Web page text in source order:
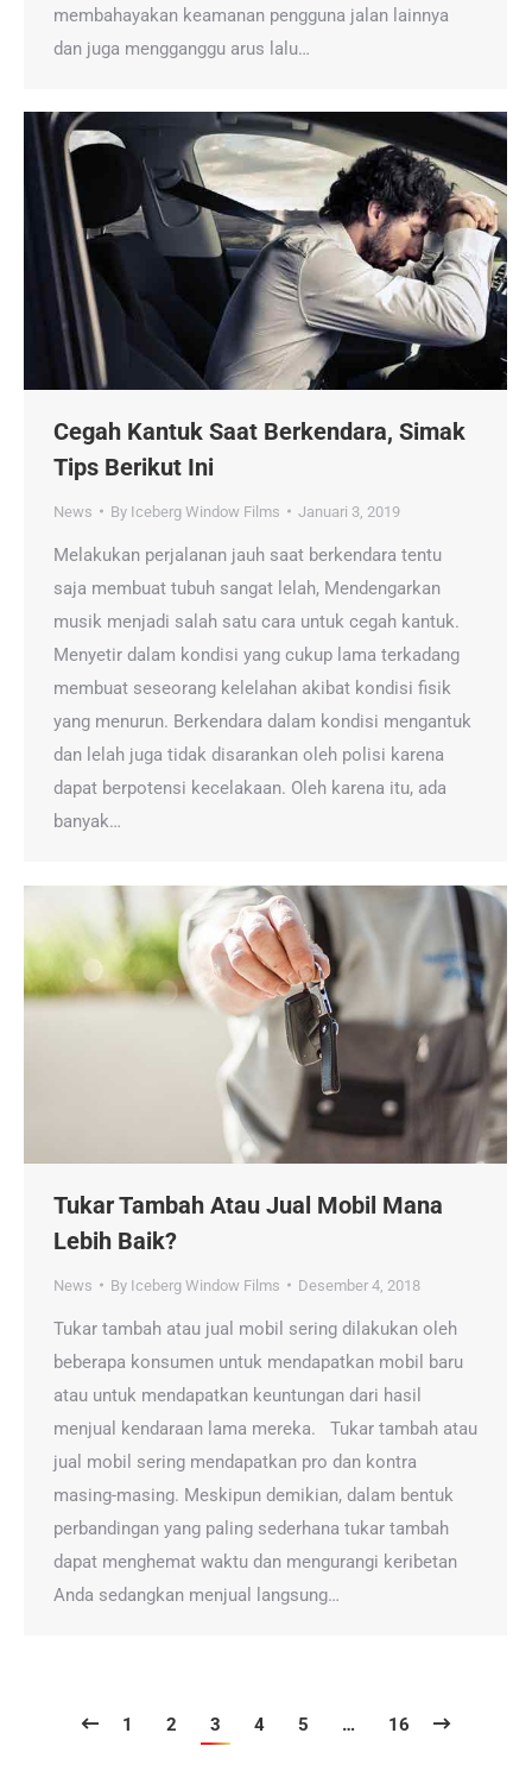
membahayakan keamanan pengguna jalan lainnya
dan juga mengganggu arus lalu…
Cegah Kantuk Saat Berkendara, Simak
Tips Berikut Ini
News By Iceberg Window Films Januari 3, 2019
Melakukan perjalanan jauh saat berkendara tentu
saja membuat tubuh sangat lelah, Mendengarkan
musik menjadi salah satu cara untuk cegah kantuk.
Menyetir dalam kondisi yang cukup lama terkadang
membuat seseorang kelelahan akibat kondisi fisik
yang menurun. Berkendara dalam kondisi mengantuk
dan lelah juga tidak disarankan oleh polisi karena
dapat berpotensi kecelakaan. Oleh karena itu, ada
banyak…
Tukar Tambah Atau Jual Mobil Mana
Lebih Baik?
News By Iceberg Window Films Desember 4, 2018
Tukar tambah atau jual mobil sering dilakukan oleh
beberapa konsumen untuk mendapatkan mobil baru
atau untuk mendapatkan keuntungan dari hasil
menjual kendaraan lama mereka. Tukar tambah atau
jual mobil sering mendapatkan pro dan kontra
masing-masing. Meskipun demikian, dalam bentuk
perbandingan yang paling sederhana tukar tambah
dapat menghemat waktu dan mengurangi keribetan
Anda sedangkan menjual langsung…
1 2 3 4 5 … 16